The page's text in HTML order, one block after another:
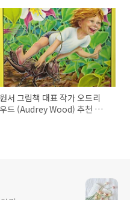
원서 그림책 대표 작가 오드리
우드 (Audrey Wood) 추천 원